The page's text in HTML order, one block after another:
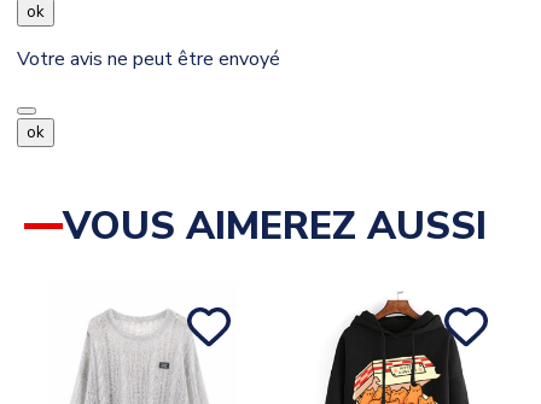
ok
Votre avis ne peut être envoyé
ok
VOUS AIMEREZ AUSSI